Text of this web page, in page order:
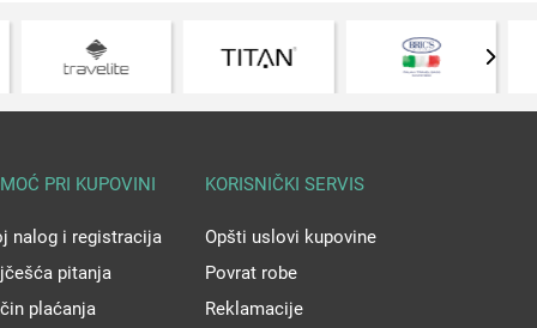
PRI KUPOVINI
nalog i registracija
pitanja
plaćanja
KORISNIČKI SERVIS
Opšti uslovi kupovine
Povrat robe
Reklamacije